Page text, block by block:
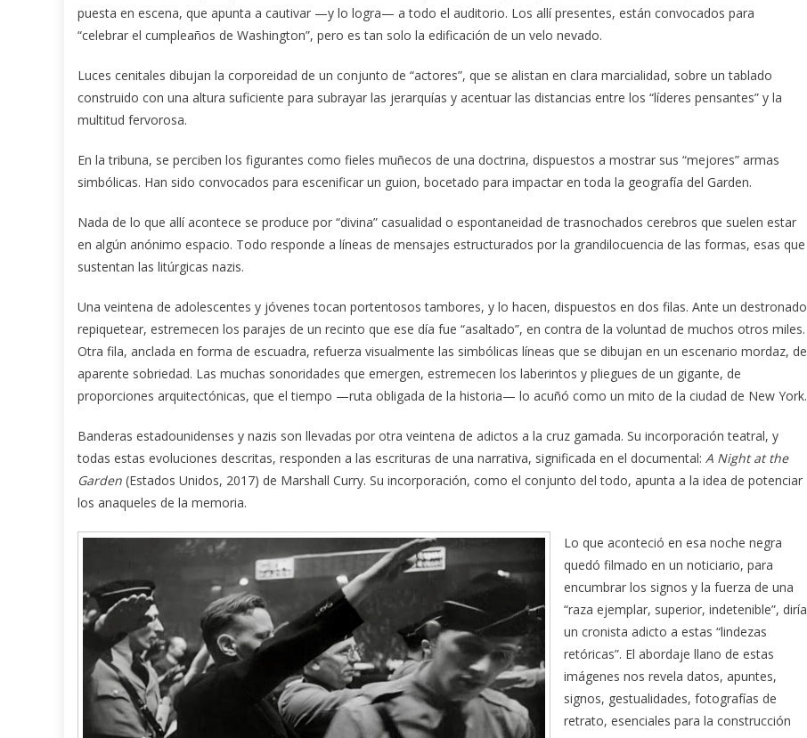
puesta en escena, que apunta a cautivar —y lo logra— a todo el auditorio. Los allí presentes, están convocados para
“celebrar el cumpleaños de Washington”, pero es tan solo la edificación de un velo nevado.
Luces cenitales dibujan la corporeidad de un conjunto de “actores”, que se alistan en clara marcialidad, sobre un tablado
construido con una altura suficiente para subrayar las jerarquías y acentuar las distancias entre los “líderes pensantes” y la
multitud fervorosa.
En la tribuna, se perciben los figurantes como fieles muñecos de una doctrina, dispuestos a mostrar sus “mejores” armas
simbólicas. Han sido convocados para escenificar un guion, bocetado para impactar en toda la geografía del Garden.
Nada de lo que allí acontece se produce por “divina” casualidad o espontaneidad de trasnochados cerebros que suelen estar
en algún anónimo espacio. Todo responde a líneas de mensajes estructurados por la grandilocuencia de las formas, esas que
sustentan las litúrgicas nazis.
Una veintena de adolescentes y jóvenes tocan portentosos tambores, y lo hacen, dispuestos en dos filas. Ante un destronado
repiquetear, estremecen los parajes de un recinto que ese día fue “asaltado”, en contra de la voluntad de muchos otros miles.
Otra fila, anclada en forma de escuadra, refuerza visualmente las simbólicas líneas que se dibujan en un escenario mordaz, de
aparente sobriedad. Las muchas sonoridades que emergen, estremecen los laberintos y pliegues de un gigante, de
proporciones arquitectónicas, que el tiempo —ruta obligada de la historia— lo acuñó como un mito de la ciudad de New York.
Banderas estadounidenses y nazis son llevadas por otra veintena de adictos a la cruz gamada. Su incorporación teatral, y
todas estas evoluciones descritas, responden a las escrituras de una narrativa, significada en el documental: A Night at the
Garden (Estados Unidos, 2017) de Marshall Curry. Su incorporación, como el conjunto del todo, apunta a la idea de potenciar
los anaqueles de la memoria.
Lo que aconteció en esa noche negra
quedó filmado en un noticiario, para
encumbrar los signos y la fuerza de una
“raza ejemplar, superior, indetenible”, diría
un cronista adicto a estas “lindezas
retóricas”. El abordaje llano de estas
imágenes nos revela datos, apuntes,
signos, gestualidades, fotografías de
retrato, esenciales para la construcción